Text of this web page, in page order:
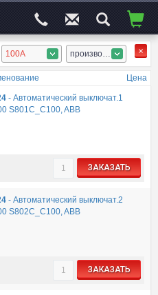
100А производитель
Цена
- Автоматический выключат.1
S801C_C100, ABB
ЗАКАЗАТЬ
- Автоматический выключат.2
S802C_C100, ABB
ЗАКАЗАТЬ